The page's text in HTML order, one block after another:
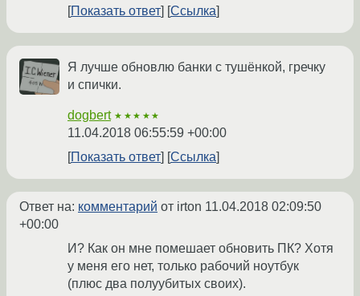
Показать ответ Ссылка
Я лучше обновлю банки с тушёнкой, гречку
и спички.
dogbert ★★★★★
11.04.2018 06:55:59 +00:00
Показать ответ
Ссылка
Ответ на: комментарий от irton 11.04.2018 02:09:50
+00:00
И? Как он мне помешает обновить ПК? Хотя
у меня его нет, только рабочий ноутбук
(плюс два полуубитых своих).